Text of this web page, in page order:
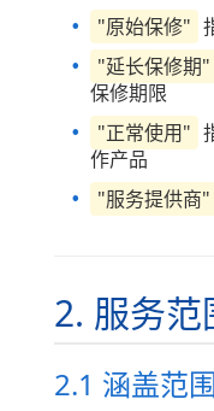
"原始保修"
"延长保修期"
保修期限
"正常使用"
作产品
"服务提供商"
2. 服务范
2.1 涵盖范围